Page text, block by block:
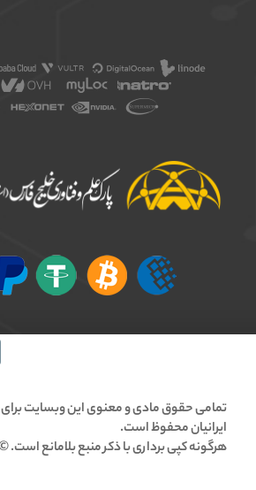
تمامی حقوق مادی و معنوی این وبسایت برای
ایرانیان محفوظ است.
هرگونه کپی برداری با ذکر منبع بلامانع است. ©